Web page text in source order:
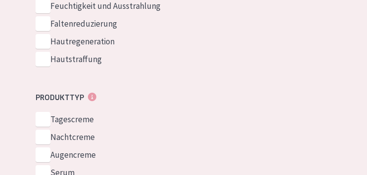
English
French
German
Spanish
Feuchtigkeit und Ausstrahlung
Faltenreduzierung
Hautregeneration
Hautstraffung
PRODUKTTYP
Tagescreme
Nachtcreme
Augencreme
Serum